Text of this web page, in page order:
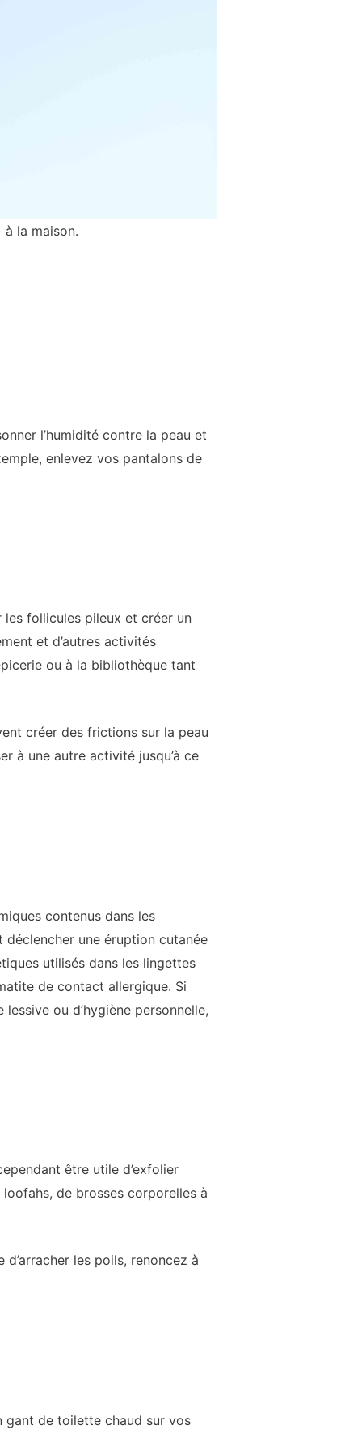
la maison.
l’humidité contre la peau et
enlevez vos pantalons de
follicules pileux et créer un
et d’autres activités
ou à la bibliothèque tant
créer des frictions sur la peau
à une autre activité jusqu’à ce
contenus dans les
une éruption cutanée
utilisés dans les lingettes
de contact allergique. Si
ou d’hygiène personnelle,
être utile d’exfolier
loofahs, de brosses corporelles à
d’arracher les poils, renoncez à
gant de toilette chaud sur vos